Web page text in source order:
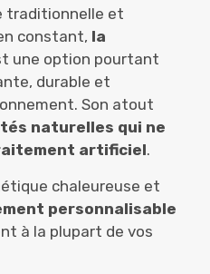
traditionnelle et
constant, la
une option pourtant
durable et
Son atout
naturelles qui ne
artificiel.
chaleureuse et
personnalisable
à la plupart de vos